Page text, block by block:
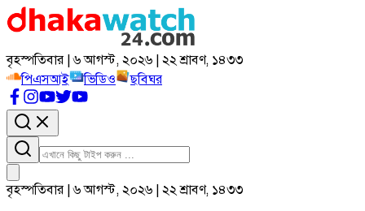
বৃহস্পতিবার | ৬ আগস্ট, ২০২৬ | ২২ শ্রাবণ, ১৪৩৩
পিএসআই
ভিডিও ছবিঘর
বৃহস্পতিবার | ৬ আগস্ট, ২০২৬ | ২২ শ্রাবণ, ১৪৩৩